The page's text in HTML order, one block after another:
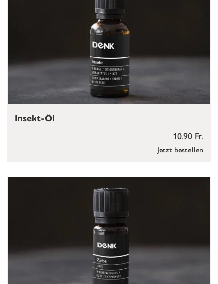
Jetzt bestellen
10.90 Fr.
Insekt-Öl